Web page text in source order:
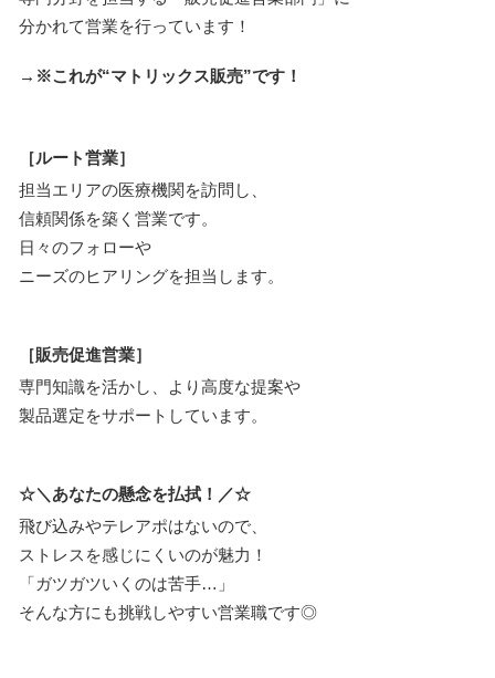
分かれて営業を行っています！
→※これが“マトリックス販売”です！
［ルート営業］
担当エリアの医療機関を訪問し、
信頼関係を築く営業です。
日々のフォローや
ニーズのヒアリングを担当します。
［販売促進営業］
専門知識を活かし、より高度な提案や
製品選定をサポートしています。
☆＼あなたの懸念を払拭！／☆
飛び込みやテレアポはないので、
ストレスを感じにくいのが魅力！
「ガツガツいくのは苦手…」
そんな方にも挑戦しやすい営業職です◎